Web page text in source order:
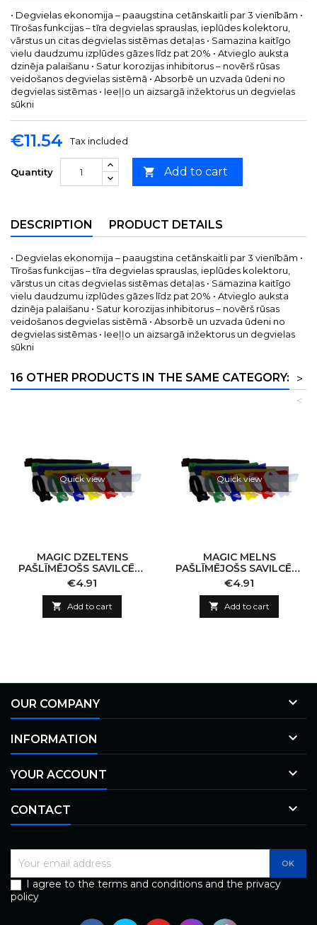
• Degvielas ekonomija – paaugstina cetānskaitli par 3 vienībām •
Tīrošas funkcijas – tīra degvielas sprauslas, ieplūdes kolektoru,
vārstus un citas degvielas sistēmas detaļas • Samazina kaitīgo
vielu daudzumu izplūdes gāzes līdz pat 20% • Atvieglo auksta
dzinēja palaišanu • Satur korozijas inhibitorus – novērš rūsas
veidošanos degvielas sistēmā • Absorbē un uzvada ūdeni no
degvielas sistēmas • Ieeļļo un aizsargā inžektorus un degvielas
sūkni
€11.54 Tax included
Quantity  Add to cart
DESCRIPTION PRODUCT DETAILS
• Degvielas ekonomija – paaugstina cetānskaitli par 3 vienībām •
Tīrošas funkcijas – tīra degvielas sprauslas, ieplūdes kolektoru,
vārstus un citas degvielas sistēmas detaļas • Samazina kaitīgo
vielu daudzumu izplūdes gāzes līdz pat 20% • Atvieglo auksta
dzinēja palaišanu • Satur korozijas inhibitorus – novērš rūsas
veidošanos degvielas sistēmā • Absorbē un uzvada ūdeni no
degvielas sistēmas • Ieeļļo un aizsargā inžektorus un degvielas
sūkni
16 OTHER PRODUCTS IN THE SAME CATEGORY:
>
<
Quick view
MAGIC DZELTENS
PAŠLĪMĒJOŠS SAVILCĒJS
310X17MM, 10GAB
Price
€4.91
 Add to cart
Quick view
MAGIC MELNS
PAŠLĪMĒJOŠS SAVILCĒJS
310X17MM, 10GAB
Price
€4.91
 Add to cart
OUR COMPANY 
INFORMATION 
YOUR ACCOUNT 
CONTACT 
I agree to the terms and conditions and the privacy
policy